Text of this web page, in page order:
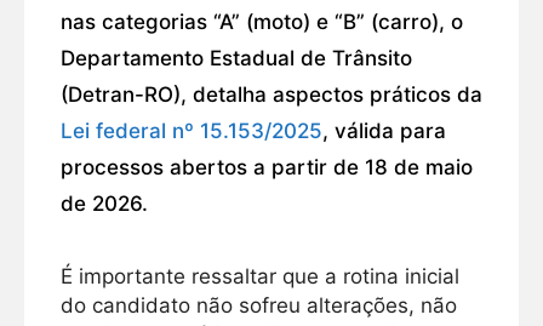
nas categorias “A” (moto) e “B” (carro), o
Departamento Estadual de Trânsito
(Detran-RO), detalha aspectos práticos da
Lei federal nº 15.153/2025, válida para
processos abertos a partir de 18 de maio
de 2026.
É importante ressaltar que a rotina inicial
do candidato não sofreu alterações, não